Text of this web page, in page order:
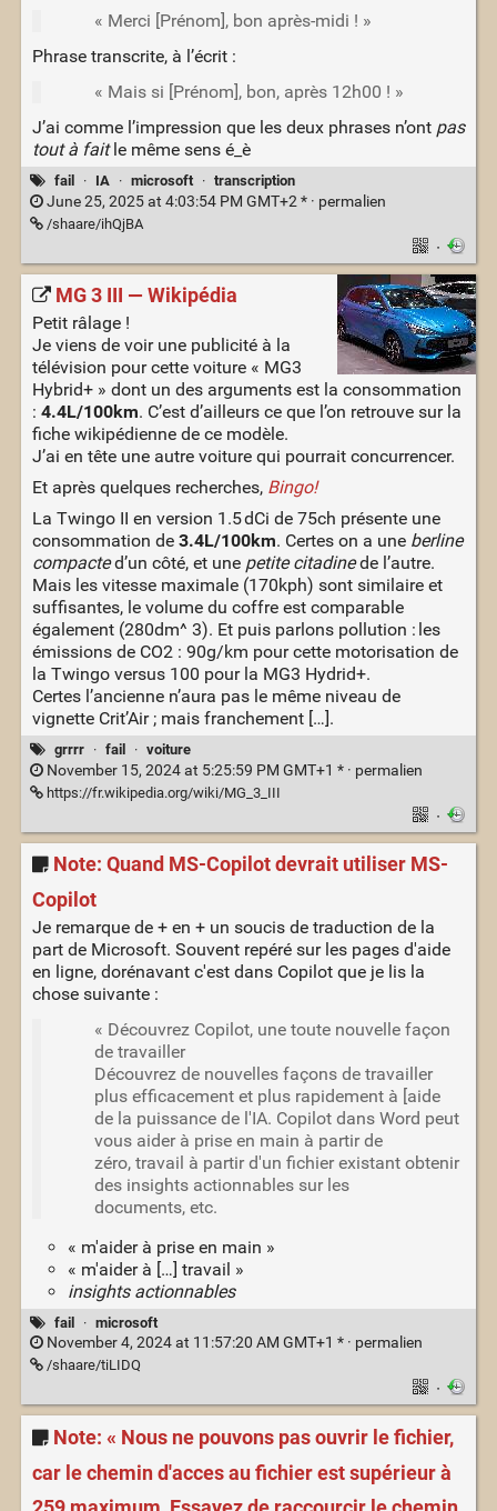
« Merci [Prénom], bon après-midi ! »
Phrase transcrite, à l’écrit :
« Mais si [Prénom], bon, après 12h00 ! »
J’ai comme l’impression que les deux phrases n’ont pas
tout à faitle même sens é_è
fail · IA · microsoft · transcription
June 25, 2025 at 4:03:54 PM GMT+2 * · permalien
/shaare/ihQjBA
·
MG 3 III — Wikipédia
Petit râlage !
Je viens de voir une publicité à la
télévision pour cette voiture « MG3
Hybrid+ » dont un des arguments est la consommation
: 4.4L/100km. C’est d’ailleurs ce que l’on retrouve sur la
fiche wikipédienne de ce modèle.
J’ai en tête une autre voiture qui pourrait concurrencer.
Et après quelques recherches, Bingo!
La Twingo II en version 1.5 dCi de 75ch présente une
consommation de 3.4L/100km. Certes on a une berline
compacted’un côté, et une petite citadinede l’autre.
Mais les vitesse maximale (170kph) sont similaire et
suffisantes, le volume du coffre est comparable
également (280dm^ 3). Et puis parlons pollution : les
émissions de CO2 : 90g/km pour cette motorisation de
la Twingo versus 100 pour la MG3 Hydrid+.
Certes l’ancienne n’aura pas le même niveau de
vignette Crit’Air ; mais franchement […].
grrrr · fail · voiture
November 15, 2024 at 5:25:59 PM GMT+1 * · permalien
https://fr.wikipedia.org/wiki/MG_3_III
·
Note: Quand MS-Copilot devrait utiliser MS-
Copilot
Je remarque de + en + un soucis de traduction de la
part de Microsoft. Souvent repéré sur les pages d'aide
en ligne, dorénavant c'est dans Copilot que je lis la
chose suivante :
« Découvrez Copilot, une toute nouvelle façon
de travailler
Découvrez de nouvelles façons de travailler
plus efficacement et plus rapidement à [aide
de la puissance de l'IA. Copilot dans Word peut
vous aider à prise en main à partir de
zéro, travail à partir d'un fichier existant obtenir
des insights actionnables sur les
documents, etc.
« m'aider à prise en main »
« m'aider à […] travail »
insights actionnables
fail · microsoft
November 4, 2024 at 11:57:20 AM GMT+1 * · permalien
/shaare/tiLIDQ
·
Note: « Nous ne pouvons pas ouvrir le fichier,
car le chemin d'acces au fichier est supérieur à